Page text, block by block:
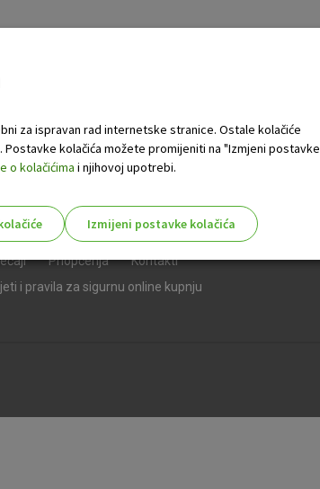
Priopćenja
Kontakti
i pravila za sigurnu online kupnju
za ispravan rad internetske stranice. Ostale kolačiće
kolačića možete promijeniti na "Izmjeni postavke
o kolačićima i njihovoj upotrebi.
Izmijeni postavke kolačića